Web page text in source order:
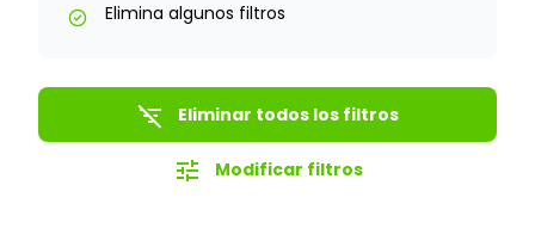
check_circle Elimina algunos filtros
filter_list_off Eliminar todos los filtros
tune Modificar filtros